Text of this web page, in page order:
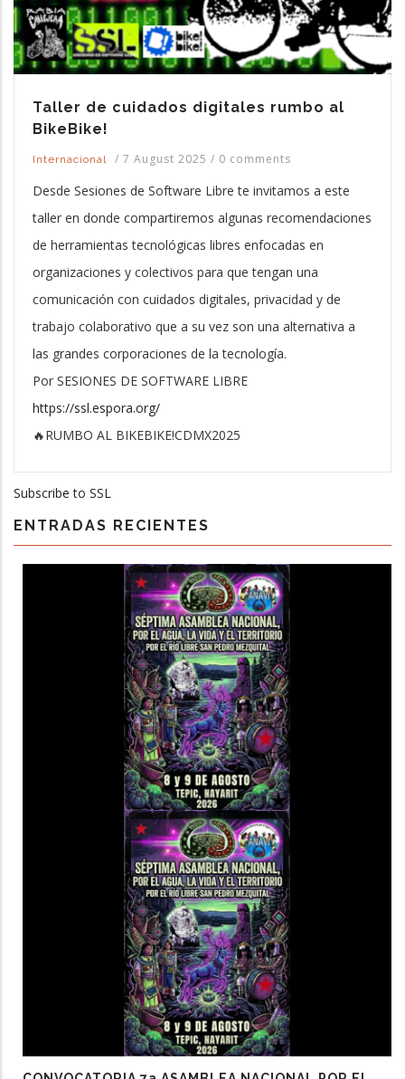
Taller de cuidados digitales rumbo al
BikeBike!
Internacional / 7 August 2025 / 0 comments
Desde Sesiones de Software Libre te invitamos a este
taller en donde compartiremos algunas recomendaciones
de herramientas tecnológicas libres enfocadas en
organizaciones y colectivos para que tengan una
comunicación con cuidados digitales, privacidad y de
trabajo colaborativo que a su vez son una alternativa a
las grandes corporaciones de la tecnología.
Por SESIONES DE SOFTWARE LIBRE
https://ssl.espora.org/
🔥RUMBO AL BIKEBIKE!CDMX2025
Subscribe to SSL
ENTRADAS RECIENTES